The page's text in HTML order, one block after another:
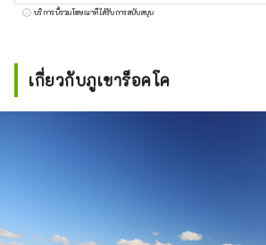
งดงามมากมายที่จะดึงดูดสา
ค่ำคืนแบบพาโนรามาจากภูเขาร็อคโค
เบที่มีชื่อเสียงระดับโลก KOBE
หมายเหมือนกันกับเนื้อทาจิมะ
คลายร่างกายและจิตใจ คุณสามารถพบกับเสียง
บริการนี้รวมโฆษณาที่ได้รับการสนับสนุน
เกี่ยวกับภูเขาร็อคโค